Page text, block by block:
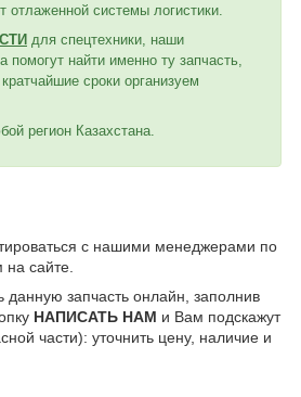
отлаженной системы логистики.
для спецтехники, наши
помогут найти именно ту запчасть,
сроки организуем
регион Казахстана.
с нашими менеджерами по
сайте.
данную запчасть онлайн, заполнив
НАПИСАТЬ НАМ и Вам подскажут
части): уточнить цену, наличие и